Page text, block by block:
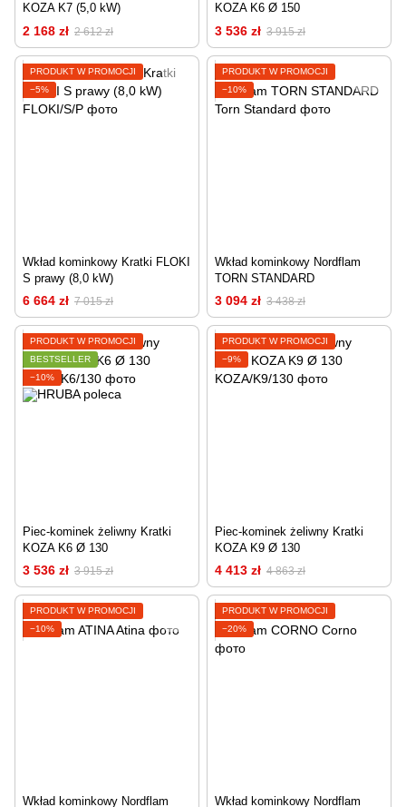
KOZA K7 (5,0 kW)
2 168 zł 2 612 zł
KOZA K6 Ø 150
3 536 zł 3 915 zł
PRODUKT W PROMOCJI
−5%
Wkład kominkowy Kratki FLOKI
S prawy (8,0 kW)
6 664 zł 7 015 zł
PRODUKT W PROMOCJI
−10%
Wkład kominkowy Nordflam
TORN STANDARD
3 094 zł 3 438 zł
PRODUKT W PROMOCJI
BESTSELLER
−10%
Piec-kominek żeliwny Kratki
KOZA K6 Ø 130
3 536 zł 3 915 zł
PRODUKT W PROMOCJI
−9%
Piec-kominek żeliwny Kratki
KOZA K9 Ø 130
4 413 zł 4 863 zł
PRODUKT W PROMOCJI
−10%
Wkład kominkowy Nordflam
PRODUKT W PROMOCJI
−20%
Wkład kominkowy Nordflam